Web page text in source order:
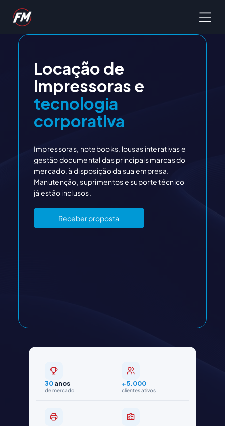
Locação de
impressoras e
tecnologia
corporativa
Impressoras, notebooks, lousas interativas e
gestão documental das principais marcas do
mercado, à disposição da sua empresa.
Manutenção, suprimentos e suporte técnico
já estão inclusos.
Receber proposta
30anos
de mercado
+5.000
clientes ativos